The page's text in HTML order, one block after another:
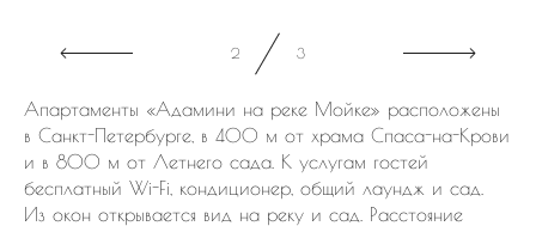
3 3
Апартаменты «Адамини на реке Мойке» расположены
в Санкт-Петербурге, в 400 м от храма Спаса-на-Крови
и в 800 м от Летнего сада. К услугам гостей
бесплатный Wi-Fi, кондиционер, общий лаундж и сад.
Из окон открывается вид на реку и сад. Расстояние